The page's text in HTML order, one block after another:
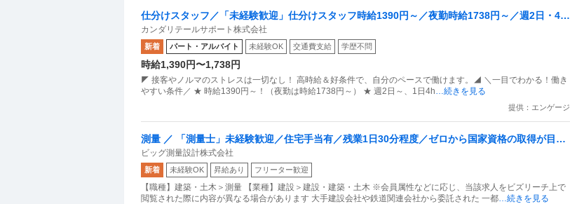
仕分けスタッフ／「未経験歓迎」仕分けスタッフ時給1390円～／夜勤時給1738円～／週2日・4h
～／2230
カンダリテールサポート株式会社
新着 パート・アルバイト 未経験OK 交通費支給 学歴不問
時給1,390円〜1,738円
◤ 接客やノルマのストレスは一切なし！ 高時給＆好条件で、自分のペースで働けます。◢ ＼一目でわかる！働き
やすい条件／ ★ 時給1390円～！（夜勤は時給1738円～） ★ 週2日～、1日4h…続きを見る
提供：エンゲージ
測量 ／ 「測量士」未経験歓迎／住宅手当有／残業1日30分程度／ゼロから国家資格の取得が目指
せます！／年休122日
ビッグ測量設計株式会社
新着 未経験OK 昇給あり フリーター歓迎
【職種】建築・土木＞測量 【業種】建設＞建設・建築・土木 ※会員属性などに応じ、当該求人をビズリーチ上で
閲覧された際に内容が異なる場合があります 大手建設会社や鉄道関連会社から委託された 一都…続きを見る